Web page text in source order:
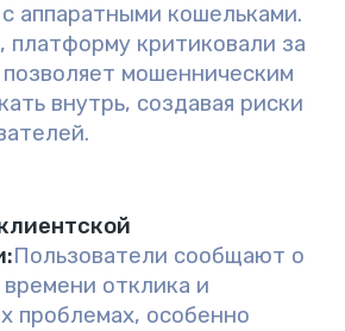
аппаратными кошельками.
платформу критиковали за
мошенническим
внутрь, создавая риски
Пользователи сообщают о
отклика и
проблемах, особенно